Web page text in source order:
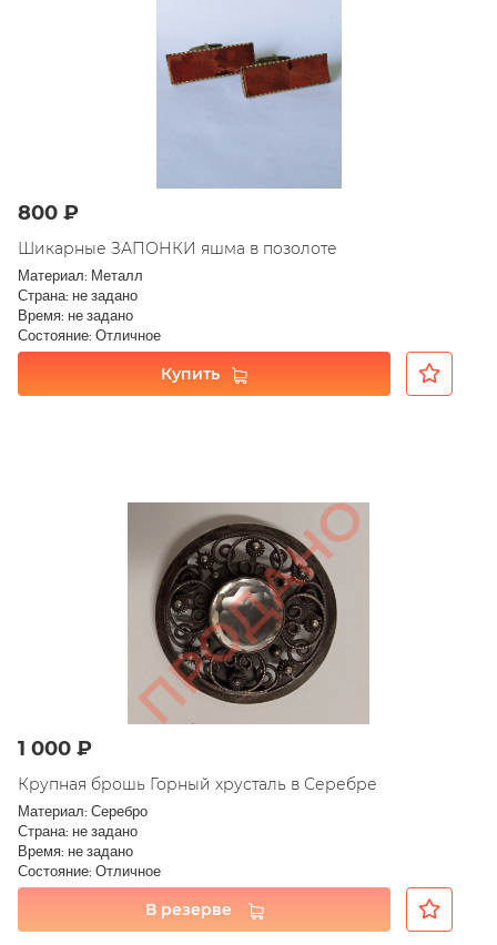
800 ₽
Шикарные ЗАПОНКИ яшма в позолоте
Материал: Металл
Страна: не задано
Время: не задано
Состояние: Отличное
Купить
1 000 ₽
Крупная брошь Горный хрусталь в Серебре
Материал: Серебро
Страна: не задано
Время: не задано
Состояние: Отличное
В резерве